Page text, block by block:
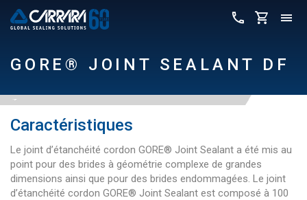
GORE® JOINT SEALANT DF
Caractéristiques
Le joint d’étanchéité cordon GORE® Joint Sealant a été mis au
point pour des brides à géométrie complexe de grandes
dimensions ainsi que pour des brides endommagées. Le joint
d’étanchéité cordon GORE® Joint Sealant est composé à 100